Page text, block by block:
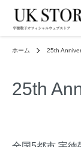
ホーム 25th
25th